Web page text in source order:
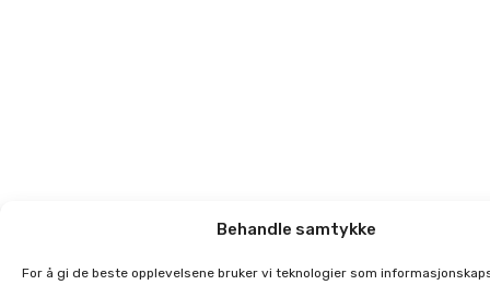
Behandle samtykke
For å gi de beste opplevelsene bruker vi teknologier som